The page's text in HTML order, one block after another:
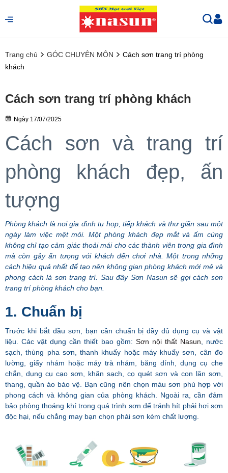
Trang chủ GÓC CHUYÊN MÔN
Cách sơn trang trí phòng
khách
Cách sơn trang trí phòng khách
Ngày 17/07/2025
Cách sơn và trang trí
phòng khách đẹp, ấn
tượng
Phòng khách là nơi gia đình tụ họp, tiếp khách và thư giãn sau một
ngày làm việc mệt mỏi. Một phòng khách đẹp mắt và ấm cúng
không chỉ tạo cảm giác thoải mái cho các thành viên trong gia đình
mà còn gây ấn tượng với khách đến chơi nhà. Một trong những
cách hiệu quả nhất để tạo nên không gian phòng khách mới mẻ và
phong cách là sơn trang trí. Sau đây Sơn Nasun sẽ gợi cách sơn
trang trí phòng khách cho bạn.
1. Chuẩn bị
Trước khi bắt đầu sơn, bạn cần chuẩn bị đầy đủ dụng cụ và vật
liệu. Các vật dụng cần thiết bao gồm: Sơn nội thất Nasun , nước
sạch, thùng pha sơn, thanh khuấy hoặc máy khuấy sơn, cân đo
lường, giấy nhám hoặc máy trà nhám, băng dính, dụng cụ che
chắn, dụng cụ cạo sơn, khăn sạch, cọ quét sơn và con lăn sơn,
thang, quần áo bảo vệ. Bạn cũng nên chọn màu sơn phù hợp với
phong cách và không gian của phòng khách. Ngoài ra, cần đảm
bảo phòng thoáng khí trong quá trình sơn để tránh hít phải hơi sơn
độc hại, nếu chẳng may bạn chọn phải sơn kém chất lượng.